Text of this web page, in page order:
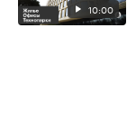
10:00